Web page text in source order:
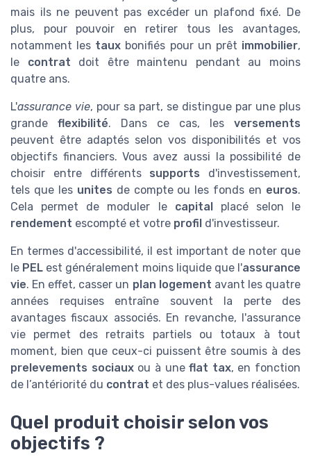
mais ils ne peuvent pas excéder un plafond fixé. De
plus, pour pouvoir en retirer tous les avantages,
notamment les taux bonifiés pour un prêt immobilier,
le contrat doit être maintenu pendant au moins
quatre ans.
L'assurance vie, pour sa part, se distingue par une plus
grande flexibilité. Dans ce cas, les versements
peuvent être adaptés selon vos disponibilités et vos
objectifs financiers. Vous avez aussi la possibilité de
choisir entre différents supports d'investissement,
tels que les unites de compte ou les fonds en euros.
Cela permet de moduler le capital
placé selon le
rendement escompté et votre profil d'investisseur.
En termes d'accessibilité, il est important de noter que
le PEL est généralement moins liquide que l'assurance
vie. En effet, casser un plan logement avant les quatre
années requises entraîne souvent la perte des
avantages fiscaux associés. En revanche, l'assurance
vie permet des retraits partiels ou totaux à tout
moment, bien que ceux-ci puissent être soumis à des
prelevements sociauxou à uneflat tax, en fonction
de l’antériorité du contrat et des plus-values réalisées.
Quel produit choisir selon vos
objectifs ?